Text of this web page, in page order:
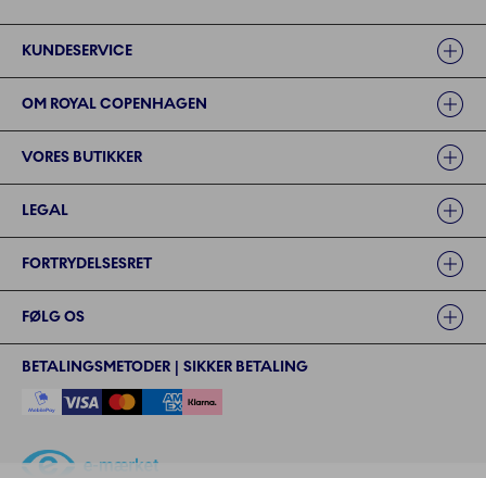
KUNDESERVICE
OM ROYAL COPENHAGEN
VORES BUTIKKER
LEGAL
FORTRYDELSESRET
FØLG OS
BETALINGSMETODER | SIKKER BETALING